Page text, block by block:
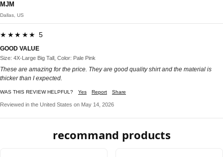
MJM
Dallas, US
★★★★★ 5
GOOD VALUE
Size: 4X-Large Big Tall, Color: Pale Pink
These are amazing for the price. They are good quality shirt and the material is
thicker than I expected.
WAS THIS REVIEW HELPFUL? Yes Report Share
Reviewed in the United States on May 14, 2026
recommand products